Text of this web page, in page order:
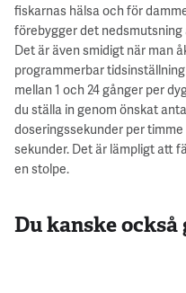
fiskarnas hälsa och för
förebygger det
Det är även smidigt när man
programmerbar
mellan 1 och 24 gånger per
du ställa in genom önskat
doseringssekunder per
sekunder. Det är lämpligt att
en stolpe.
Du kanske